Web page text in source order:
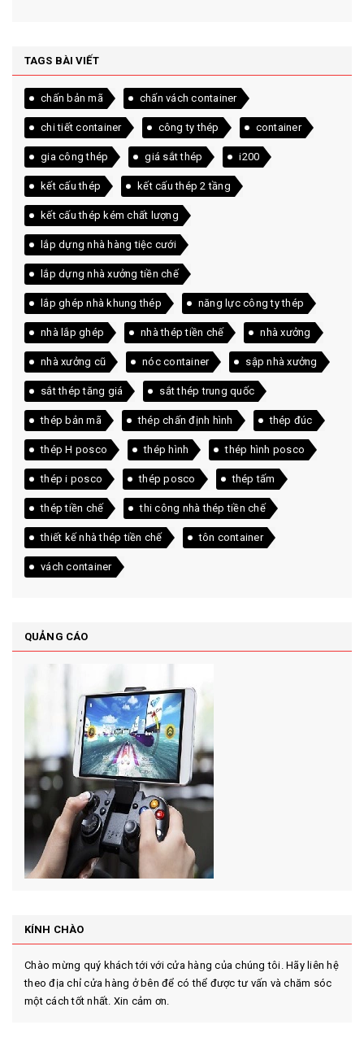
TAGS BÀI VIẾT
chấn bản mã chấn vách container
chi tiết container công ty thép container
gia công thép giá sắt thép i200
kết cấu thép kết cấu thép 2 tầng
kết cấu thép kém chất lượng
lắp dựng nhà hàng tiệc cưới
lắp dựng nhà xưởng tiền chế
lắp ghép nhà khung thép năng lực công ty thép
nhà lắp ghép nhà thép tiền chế nhà xưởng
nhà xưởng cũ nóc container sập nhà xưởng
sắt thép tăng giá sắt thép trung quốc
thép bản mã thép chấn định hình thép đúc
thép H posco thép hình thép hình posco
thép i posco thép posco thép tấm
thép tiền chế thi công nhà thép tiền chế
thiết kế nhà thép tiền chế tôn container
vách container
QUẢNG CÁO
KÍNH CHÀO
Chào mừng quý khách tới với cửa hàng của chúng tôi. Hãy liên hệ
theo địa chỉ cửa hàng ở bên để có thể được tư vấn và chăm sóc
một cách tốt nhất. Xin cảm ơn.